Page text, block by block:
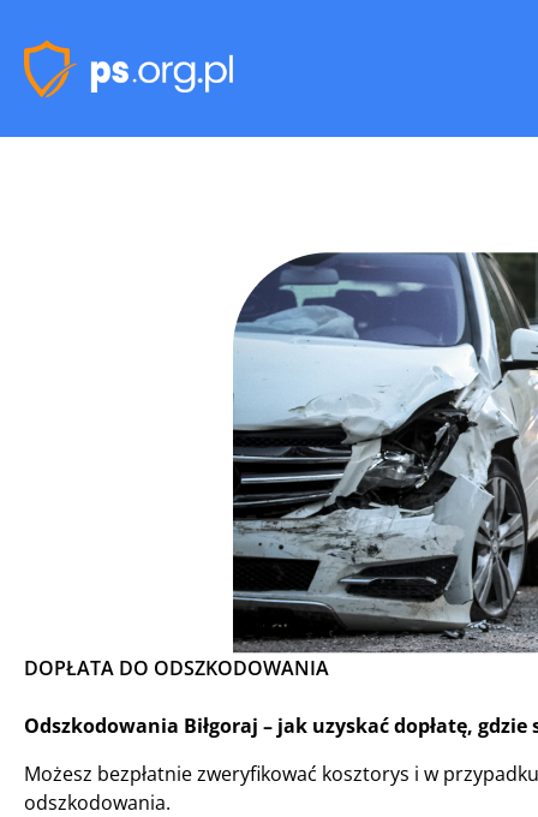
DOPŁATA DO ODSZKODOWANIA
Odszkodowania Biłgoraj – jak uzyskać dopłatę,
Możesz bezpłatnie zweryfikować kosztorys i w
odszkodowania.